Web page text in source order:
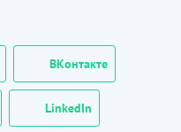
ВКонтакте
LinkedIn